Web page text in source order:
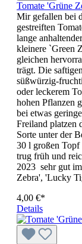
Tomate 'Grüne
Mir gefallen bei
gestreiften
lange
kleinere `Green
gleichen
trägt. Die
süßwürzig-
oder leckerem
hohen Pflanzen
bei etwas
Freiland platzen
Sorte unter der
30 l großen Topf
trug früh und
2023 sehr gut
Zebra', 'Lucky
4,00 €*
Details